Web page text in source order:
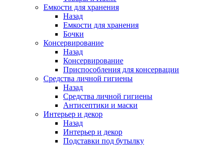
Емкости для хранения
Назад
Емкости для хранения
Бочки
Консервирование
Назад
Консервирование
Приспособления для консервации
Средства личной гигиены
Назад
Средства личной гигиены
Антисептики и маски
Интерьер и декор
Назад
Интерьер и декор
Подставки под бутылку